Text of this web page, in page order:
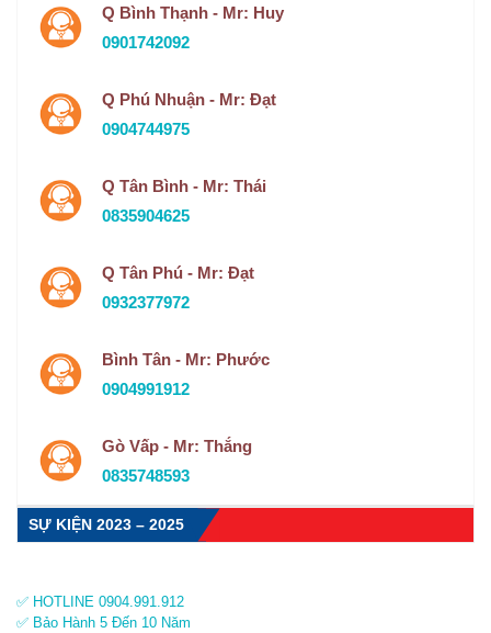
Q Bình Thạnh - Mr: Huy
0901742092
Q Phú Nhuận - Mr: Đạt
0904744975
Q Tân Bình - Mr: Thái
0835904625
Q Tân Phú - Mr: Đạt
0932377972
Bình Tân - Mr: Phước
0904991912
Gò Vấp - Mr: Thắng
0835748593
SỰ KIỆN 2023 – 2025
✅ HOTLINE 0904.991.912
✅ Bảo Hành 5 Đến 10 Năm